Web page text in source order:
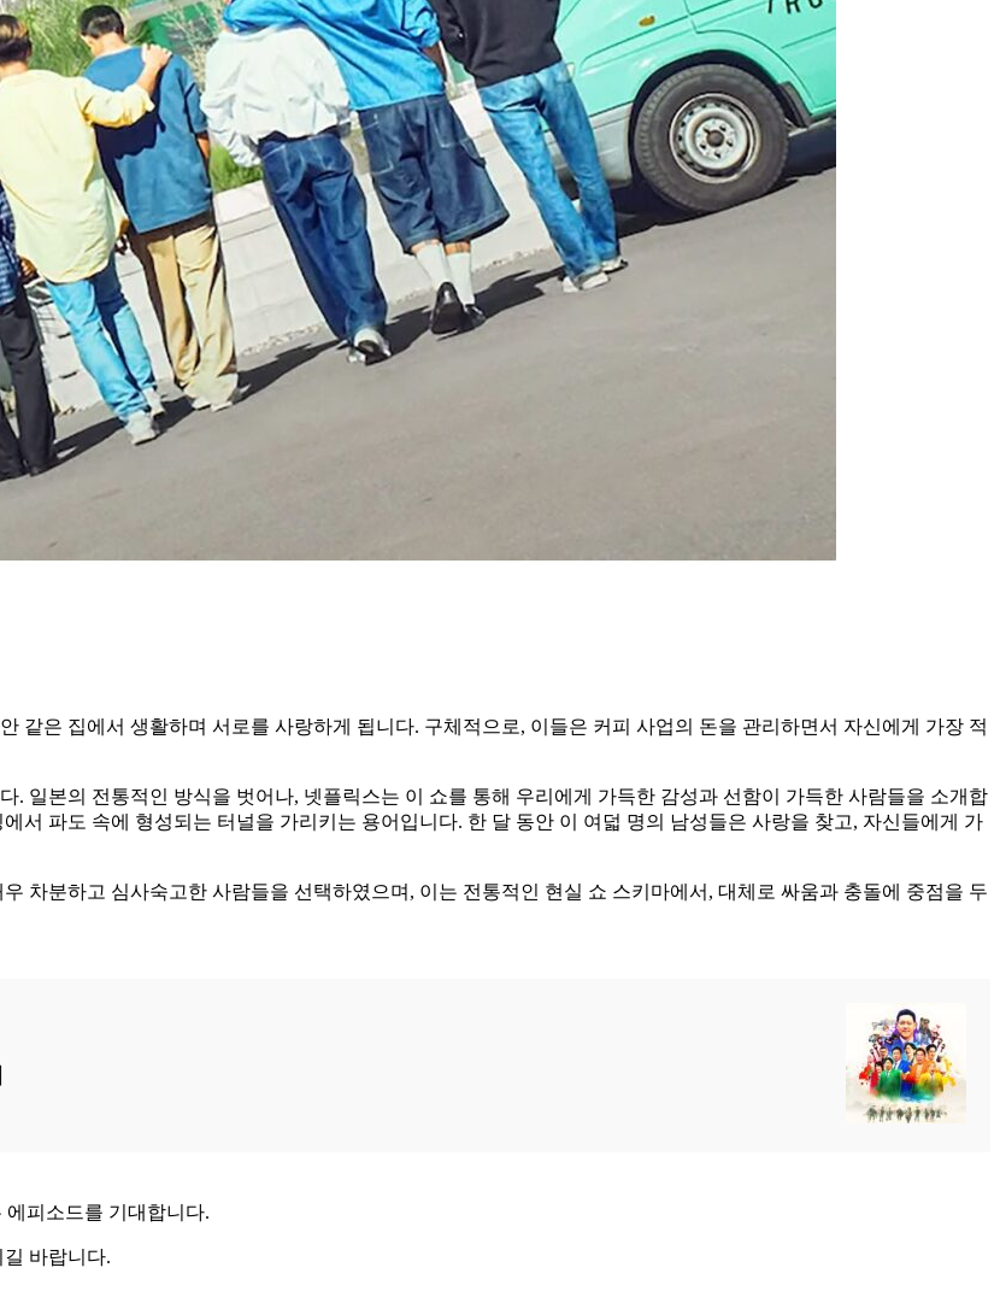
같은 집에서 생활하며 서로를 사랑하게 됩니다. 구체적으로, 이들은 커피 사업의 돈을 관리하면서 자신에게 가장 적
. 일본의 전통적인 방식을 벗어나, 넷플릭스는 이 쇼를 통해 우리에게 가득한 감성과 선함이 가득한 사람들을 소개합
서 파도 속에 형성되는 터널을 가리키는 용어입니다. 한 달 동안 이 여덟 명의 남성들은 사랑을 찾고, 자신들에게 가
차분하고 심사숙고한 사람들을 선택하였으며, 이는 전통적인 현실 쇼 스키마에서, 대체로 싸움과 충돌에 중점을 두
피소드를 기대합니다.
바랍니다.